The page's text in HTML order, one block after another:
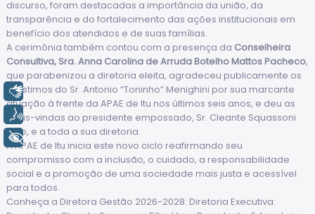
discurso, foram destacadas a importância da união, da
transparência e do fortalecimento das ações institucionais em
benefício dos atendidos e de suas famílias.
A cerimônia também contou com a presença da Conselheira
Consultiva, Sra. Anna Carolina de Arruda Botelho Mattos Pacheco,
que parabenizou a diretoria eleita, agradeceu publicamente os
préstimos do Sr. Antonio “Toninho” Menighini por sua marcante
atuação à frente da APAE de Itu nos últimos seis anos, e deu as
boas-vindas ao presidente empossado, Sr. Cleante Squassoni
Filho, e a toda a sua diretoria.
A APAE de Itu inicia este novo ciclo reafirmando seu
compromisso com a inclusão, o cuidado, a responsabilidade
social e a promoção de uma sociedade mais justa e acessível
para todos.
Conheça a Diretora Gestão 2026-2028: Diretoria Executiva:
Libras
Voz
+ Acessibilidade